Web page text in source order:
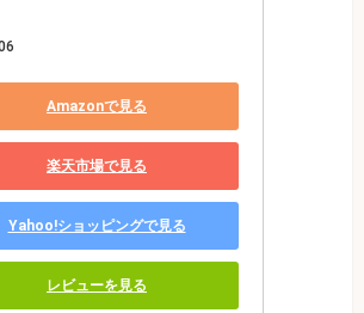
Amazonで見る
楽天市場で見る
Yahoo!ショッピングで見る
レビューを見る